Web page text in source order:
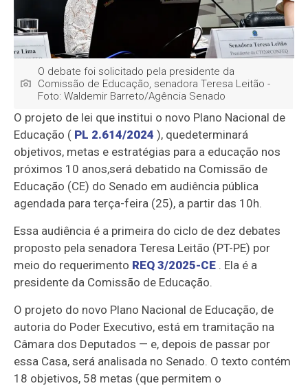
O debate foi solicitado pela presidente da
Comissão de Educação, senadora Teresa Leitão -
Foto: Waldemir Barreto/Agência Senado
O projeto de lei que institui o novo Plano Nacional de
Educação ( PL 2.614/2024 ), quedeterminará
objetivos, metas e estratégias para a educação nos
próximos 10 anos,será debatido na Comissão de
Educação (CE) do Senado em audiência pública
agendada para terça-feira (25), a partir das 10h.
Essa audiência é a primeira do ciclo de dez debates
proposto pela senadora Teresa Leitão (PT-PE) por
meio do requerimento REQ 3/2025-CE . Ela é a
presidente da Comissão de Educação.
O projeto do novo Plano Nacional de Educação, de
autoria do Poder Executivo, está em tramitação na
Câmara dos Deputados — e, depois de passar por
essa Casa, será analisada no Senado. O texto contém
18 objetivos, 58 metas (que permitem o